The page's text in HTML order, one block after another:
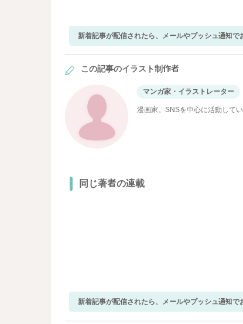
新着記事が配信されたら、メールやプッシュ通知で
この記事のイラスト制作者
マンガ家・イラストレーター
漫画家。SNSを中心に活動してい
同じ著者の連載
新着記事が配信されたら、メールやプッシュ通知で